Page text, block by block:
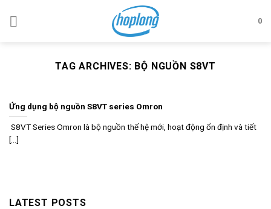
0
TAG ARCHIVES: BỘ NGUỒN S8VT
Ứng dụng bộ nguồn S8VT series Omron
S8VT Series Omron là bộ nguồn thế hệ mới, hoạt động ổn định và tiết
[...]
LATEST POSTS